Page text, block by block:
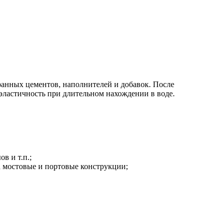
цементов, наполнителей и добавок. После
при длительном нахождении в воде.
и т.п.;
и портовые конструкции;